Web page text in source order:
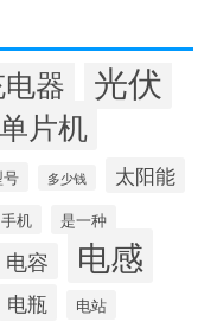
器 光伏
单片机
多少钱 太阳能
手机 是一种
电容 电感
电瓶 电站